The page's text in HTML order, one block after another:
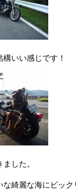
いい感じです！
した。
な綺麗な海にビッ